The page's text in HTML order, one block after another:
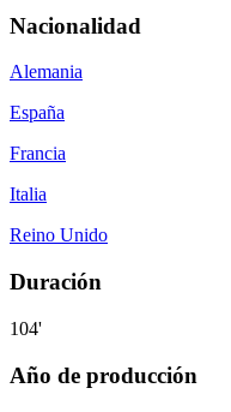
Nacionalidad
Alemania
España
Francia
Italia
Reino Unido
Duración
104'
Año de producción